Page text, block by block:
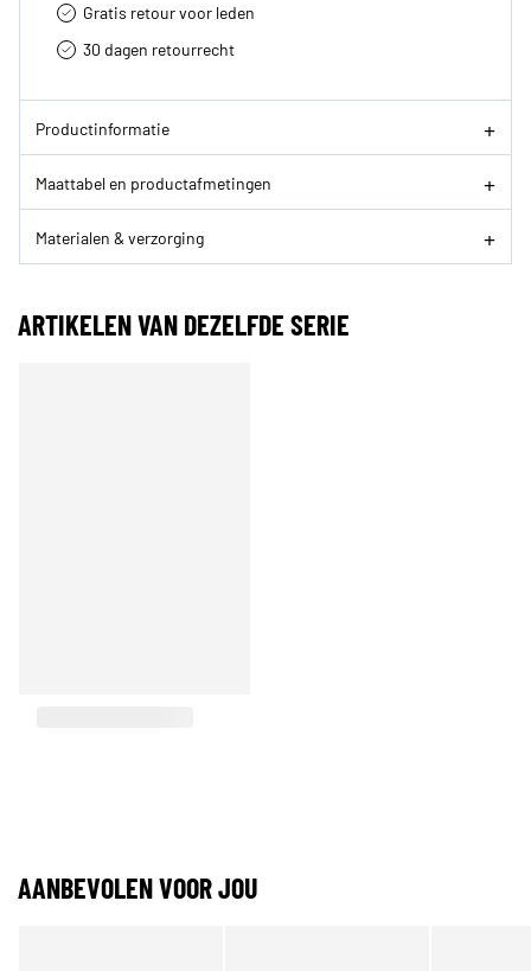
Gratis retour voor leden
30 dagen retourrecht­
Productinformatie
Maattabel en productafmetingen
Materialen & verzorging
ARTIKELEN VAN DEZELFDE SERIE
AANBEVOLEN VOOR JOU